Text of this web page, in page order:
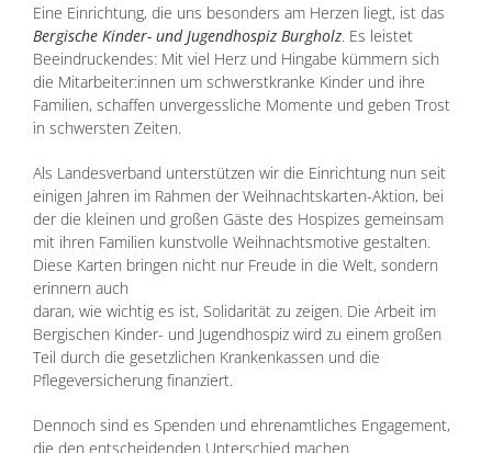
Eine Einrichtung, die uns besonders am Herzen liegt, ist das
Bergische Kinder- und Jugendhospiz Burgholz. Es leistet
Beeindruckendes: Mit viel Herz und Hingabe kümmern sich
die Mitarbeiter:innen um schwerstkranke Kinder und ihre
Familien, schaffen unvergessliche Momente und geben Trost
in schwersten Zeiten.
Als Landesverband unterstützen wir die Einrichtung nun seit
einigen Jahren im Rahmen der Weihnachtskarten-Aktion, bei
der die kleinen und großen Gäste des Hospizes gemeinsam
mit ihren Familien kunstvolle Weihnachtsmotive gestalten.
Diese Karten bringen nicht nur Freude in die Welt, sondern
erinnern auch
daran, wie wichtig es ist, Solidarität zu zeigen. Die Arbeit im
Bergischen Kinder- und Jugendhospiz wird zu einem großen
Teil durch die gesetzlichen Krankenkassen und die
Pflegeversicherung finanziert.
Dennoch sind es Spenden und ehrenamtliches Engagement,
die den entscheidenden Unterschied machen